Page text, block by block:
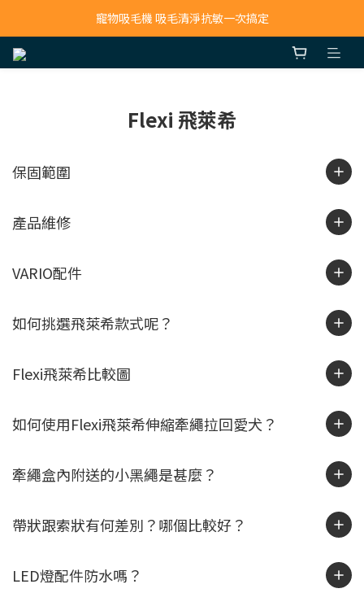
寵物吸毛機 吸毛清淨抗敏一次搞定
寵物吸毛機 吸毛清淨抗敏一次搞定
Flexi 飛萊希
保固範圍
產品維修
VARIO配件
如何挑選飛萊希款式呢？
Flexi飛萊希比較圖
如何使用Flexi飛萊希伸縮牽繩拉回愛犬？
牽繩盒內附送的小黑繩是甚麼？
帶狀跟索狀有何差別？哪個比較好？
LED燈配件防水嗎？